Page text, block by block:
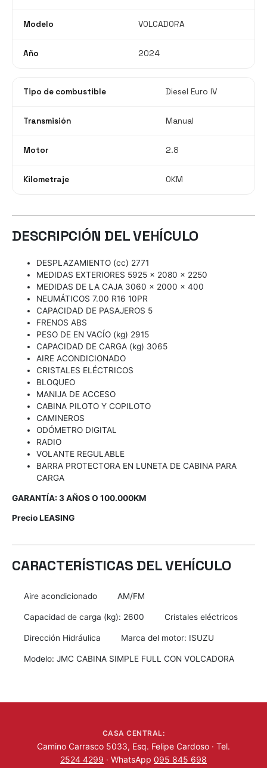
Modelo VOLCADORA
Año 2024
Tipo de combustible Diesel Euro IV
Transmisión Manual
Motor 2.8
Kilometraje 0KM
DESCRIPCIÓN DEL VEHÍCULO
DESPLAZAMIENTO (cc) 2771
MEDIDAS EXTERIORES 5925 x 2080 x 2250
MEDIDAS DE LA CAJA 3060 x 2000 x 400
NEUMÁTICOS 7.00 R16 10PR
CAPACIDAD DE PASAJEROS 5
FRENOS ABS
PESO DE EN VACÍO (kg) 2915
CAPACIDAD DE CARGA (kg) 3065
AIRE ACONDICIONADO
CRISTALES ELÉCTRICOS
BLOQUEO
MANIJA DE ACCESO
CABINA PILOTO Y COPILOTO
CAMINEROS
ODÓMETRO DIGITAL
RADIO
VOLANTE REGULABLE
BARRA PROTECTORA EN LUNETA DE CABINA PARA
CARGA
GARANTÍA: 3 AÑOS O 100.000KM
Precio LEASING
CARACTERÍSTICAS DEL VEHÍCULO
Aire acondicionado AM/FM
Capacidad de carga (kg): 2600 Cristales eléctricos
Dirección Hidráulica Marca del motor: ISUZU
Modelo: JMC CABINA SIMPLE FULL CON VOLCADORA
CASA CENTRAL:
Camino Carrasco 5033, Esq. Felipe Cardoso · Tel.
2524 4299 · WhatsApp 095 845 698